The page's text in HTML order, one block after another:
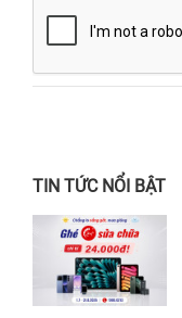
TIN TỨC NỔI BẬT